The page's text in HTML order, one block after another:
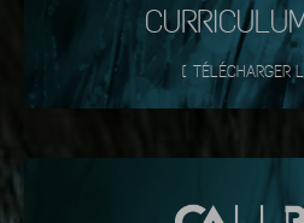
[ TÉLÉCHARGER